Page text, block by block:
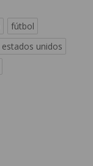
fútbol
estados unidos